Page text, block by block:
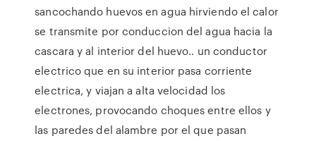
sancochando huevos en agua hirviendo el calor
se transmite por conduccion del agua hacia la
cascara y al interior del huevo.. un conductor
electrico que en su interior pasa corriente
electrica, y viajan a alta velocidad los
electrones, provocando choques entre ellos y
las paredes del alambre por el que pasan